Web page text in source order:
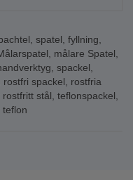
, spatel, fyllning,
, målare Spatel,
, spackel,
rostfri spackel, rostfria
rostfritt stål, teflonspackel,
teflon